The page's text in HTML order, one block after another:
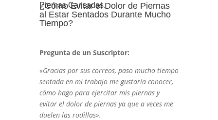
Piernas Cansadas.
¿Cómo Evitar el Dolor de Piernas
al Estar Sentados Durante Mucho
Tiempo?
Pregunta de un Suscriptor:
«Gracias por sus correos, paso mucho tiempo
sentada en mi trabajo me gustaría conocer,
cómo hago para ejercitar mis piernas y
evitar el dolor de piernas ya que a veces me
duelen las rodillas».